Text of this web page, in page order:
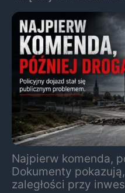
Najpierw komenda,
Dokumenty
zaległości przy